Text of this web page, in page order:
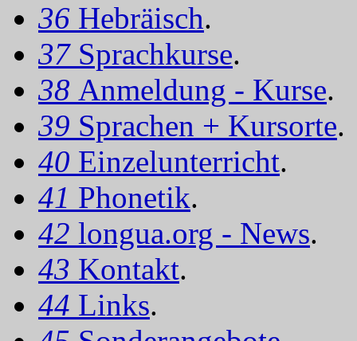
36 Hebräisch.
37 Sprachkurse.
38 Anmeldung - Kurse.
39 Sprachen + Kursorte.
40 Einzelunterricht.
41 Phonetik.
42 longua.org - News.
43 Kontakt.
44 Links.